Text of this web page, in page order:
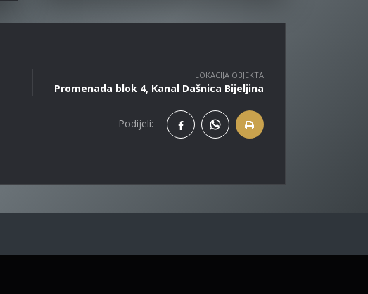
LOKACIJA OBJEKTA
Promenada blok 4, Kanal Dašnica Bijeljina
Podijeli: